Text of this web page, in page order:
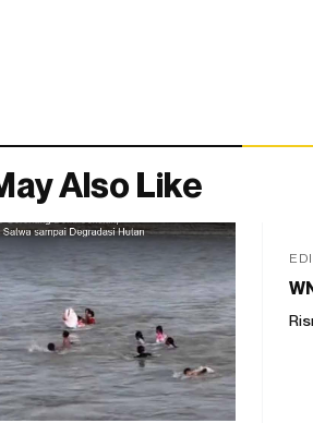
Also Like